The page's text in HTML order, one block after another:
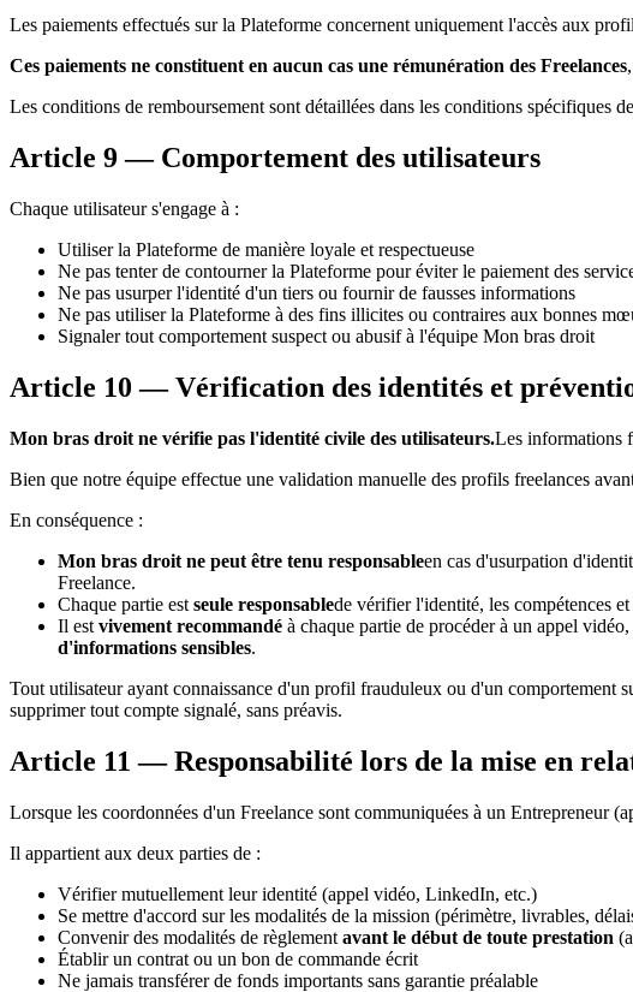
Les paiements effectués sur la Plateforme concernent uniquement l'accès aux
Ces paiements ne constituent en aucun cas une rémunération des Freelances
Les conditions de remboursement sont détaillées dans les conditions spécifiques
Article 9 — Comportement des utilisateurs
Chaque utilisateur s'engage à :
Utiliser la Plateforme de manière loyale et respectueuse
Ne pas tenter de contourner la Plateforme pour éviter le paiement des
Ne pas usurper l'identité d'un tiers ou fournir de fausses informations
Ne pas utiliser la Plateforme à des fins illicites ou contraires aux bonnes
Signaler tout comportement suspect ou abusif à l'équipe Mon bras droit
Article 10 — Vérification des identités et
Mon bras droit ne vérifie pas l'identité civile des utilisateurs.Les informations
Bien que notre équipe effectue une validation manuelle des profils freelances
En conséquence :
Mon bras droit ne peut être tenu responsableen cas d'usurpation
Freelance.
Chaque partie est seule responsablede vérifier l'identité, les compétences
Il est vivement recommandé à chaque partie de procéder à un appel
d'informations sensibles.
Tout utilisateur ayant connaissance d'un profil frauduleux ou d'un comportement
supprimer tout compte signalé, sans préavis.
Article 11 — Responsabilité lors de la mise en
Lorsque les coordonnées d'un Freelance sont communiquées à un Entrepreneur
Il appartient aux deux parties de :
Vérifier mutuellement leur identité (appel vidéo, LinkedIn, etc.)
Se mettre d'accord sur les modalités de la mission (périmètre, livrables,
Convenir des modalités de règlement avant le début de toute prestation
Établir un contrat ou un bon de commande écrit
Ne jamais transférer de fonds importants sans garantie préalable